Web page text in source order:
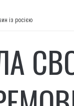
із росією